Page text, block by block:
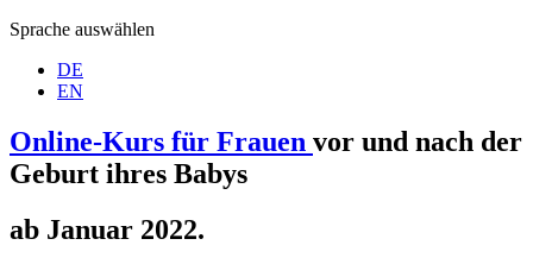
Sprache auswählen
DE
EN
Online-Kurs für Frauen vor und nach der
Geburt ihres Babys
ab Januar 2022.